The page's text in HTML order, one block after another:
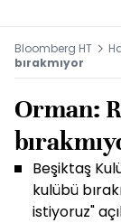
Bloomberg HT
bırakmıyor
Orman:
Beşiktaş
kulübü
istiyoruz"